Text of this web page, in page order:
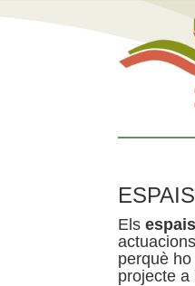
Els
perquè
projecte a